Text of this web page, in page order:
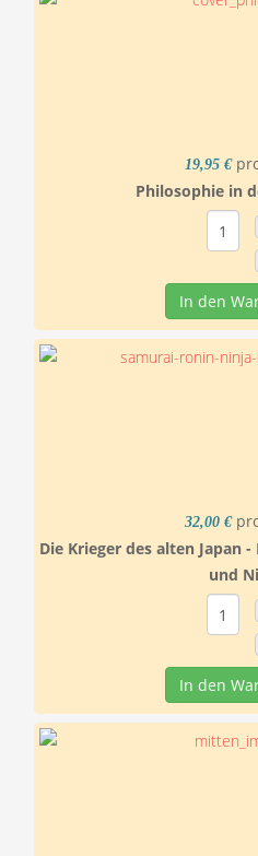
19,95 €
Philosophie in
In den
32,00 €
Die Krieger des alten Japan
und
In den